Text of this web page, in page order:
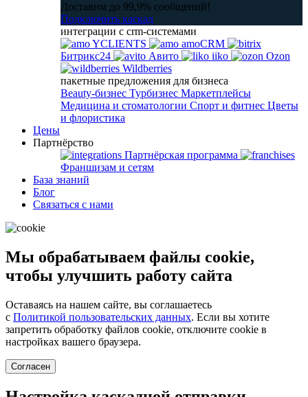
Доставим до 99,9% сообщений!
Подключить каскад
интеграции с crm-системами
YCLIENTS
amoCRM
Битрикс24
Авито iiko
Ozon
Wildberries
пакетные предложения для бизнеса
Beauty-бизнес Турбизнес Маркетплейсы
Медицина и стоматологии Спорт и фитнес Цветы
и флористика
Цены
Партнёрство
Партнёрская программа
Франшизам и сетям
База знаний
Блог
Связаться с нами
Мы обрабатываем файлы cookie,
чтобы улучшить работу сайта
Оставаясь на нашем сайте, вы соглашаетесь
с Политикой пользовательских данных. Если вы хотите
запретить обработку файлов cookie, отключите cookie в
настройках вашего браузера.
Согласен